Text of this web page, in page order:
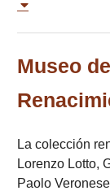
Museo
La colección
Lorenzo Lotto,
Paolo